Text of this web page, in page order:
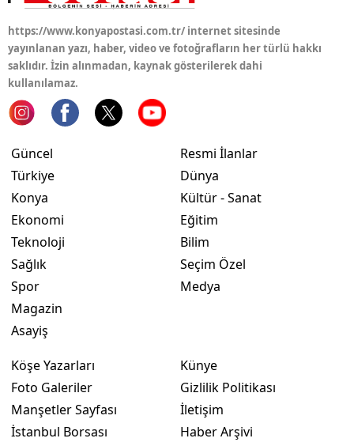
https://www.konyapostasi.com.tr/ internet sitesinde
yayınlanan yazı, haber, video ve fotoğrafların her türlü hakkı
saklıdır. İzin alınmadan, kaynak gösterilerek dahi
kullanılamaz.
Güncel
Türkiye
Konya
Ekonomi
Teknoloji
Sağlık
Spor
Magazin
Asayiş
Resmi İlanlar
Dünya
Kültür - Sanat
Eğitim
Bilim
Seçim Özel
Medya
Köşe Yazarları
Foto Galeriler
Manşetler Sayfası
İstanbul Borsası
Künye
Gizlilik Politikası
İletişim
Haber Arşivi